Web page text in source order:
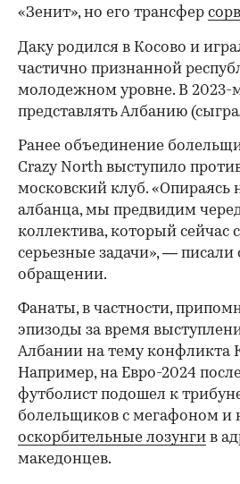
«Зенит», но его трансфер
00:00 / 00:00
Даку родился в Косово и
частично признанной
молодежном уровне. В 2023-
представлять Албанию
Ранее объединение
Crazy North выступило
московский клуб. «Опираясь
албанца, мы предвидим
коллектива, который сейчас
серьезные задачи», — писали
обращении.
Фанаты, в частности,
эпизоды за время
Албании на тему конфликта
Например, на Евро-2024
футболист подошел к
болельщиков с мегафоном и
оскорбительные лозунги в
македонцев.